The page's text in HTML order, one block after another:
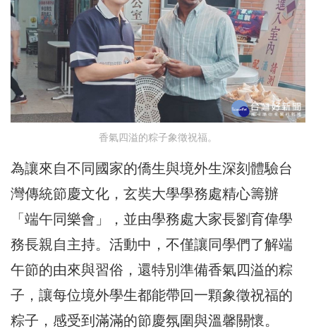
香氣四溢的粽子象徵祝福。
為讓來自不同國家的僑生與境外生深刻體驗台
灣傳統節慶文化，玄奘大學學務處精心籌辦
「端午同樂會」，並由學務處大家長劉育偉學
務長親自主持。活動中，不僅讓同學們了解端
午節的由來與習俗，還特別準備香氣四溢的粽
子，讓每位境外學生都能帶回一顆象徵祝福的
粽子，感受到滿滿的節慶氛圍與溫馨關懷。